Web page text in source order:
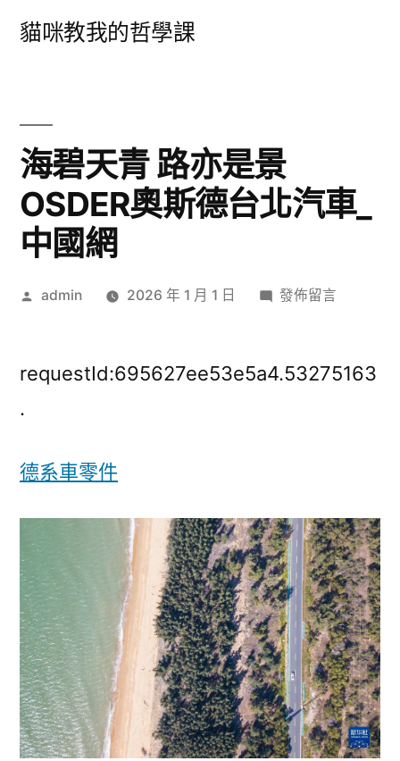
貓咪教我的哲學課
海碧天青 路亦是景
OSDER奧斯德台北汽車_
中國網
作
admin 2026 年 1 月 1 日
在
天
OSDER
奧
斯
德
台
北
汽
車
_
中
發佈留言
requestId:695627ee53e5a4.53275163
.
德系車零件